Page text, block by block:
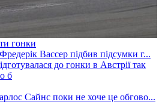
гонки
до гонки в Австрії так
б